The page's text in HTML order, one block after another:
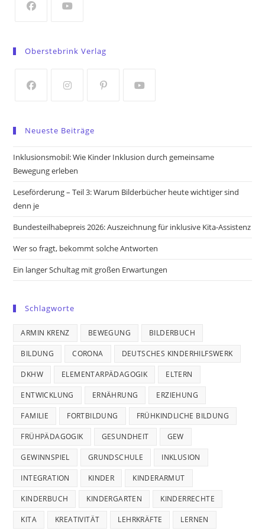
tab
a
tab
tab
Oberstebrink Verlag
a
new
tab
new
tab
a
new
new
Neueste Beiträge
Inklusionsmobil: Wie Kinder Inklusion durch gemeinsame
Bewegung erleben
Leseförderung – Teil 3: Warum Bilderbücher heute wichtiger sind
denn je
Bundesteilhabepreis 2026: Auszeichnung für inklusive Kita-Assistenz
Wer so fragt, bekommt solche Antworten
Ein langer Schultag mit großen Erwartungen
Schlagworte
ARMIN KRENZ BEWEGUNG BILDERBUCH
BILDUNG CORONA DEUTSCHES KINDERHILFSWERK
DKHW ELEMENTARPÄDAGOGIK ELTERN
ENTWICKLUNG ERNÄHRUNG ERZIEHUNG
FAMILIE FORTBILDUNG FRÜHKINDLICHE BILDUNG
FRÜHPÄDAGOGIK GESUNDHEIT GEW
GEWINNSPIEL GRUNDSCHULE INKLUSION
INTEGRATION KINDER KINDERARMUT
KINDERBUCH KINDERGARTEN KINDERRECHTE
KITA KREATIVITÄT LEHRKRÄFTE LERNEN